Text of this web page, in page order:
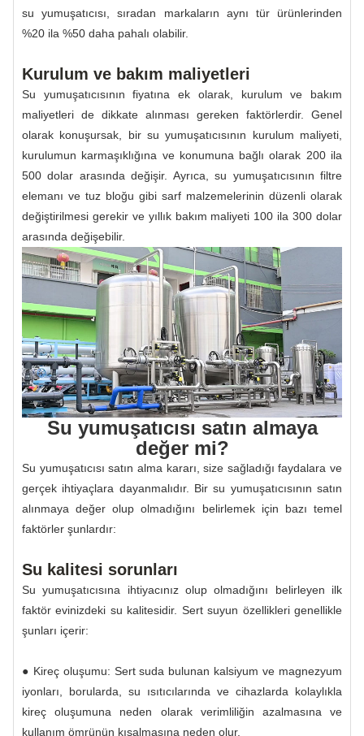
su yumuşatıcısı, sıradan markaların aynı tür ürünlerinden
%20 ila %50 daha pahalı olabilir.
Kurulum ve bakım maliyetleri
Su yumuşatıcısının fiyatına ek olarak, kurulum ve bakım
maliyetleri de dikkate alınması gereken faktörlerdir. Genel
olarak konuşursak, bir su yumuşatıcısının kurulum maliyeti,
kurulumun karmaşıklığına ve konumuna bağlı olarak 200 ila
500 dolar arasında değişir. Ayrıca, su yumuşatıcısının filtre
elemanı ve tuz bloğu gibi sarf malzemelerinin düzenli olarak
değiştirilmesi gerekir ve yıllık bakım maliyeti 100 ila 300 dolar
arasında değişebilir.
Su yumuşatıcısı satın almaya
değer mi?
Su yumuşatıcısı satın alma kararı, size sağladığı faydalara ve
gerçek ihtiyaçlara dayanmalıdır. Bir su yumuşatıcısının satın
alınmaya değer olup olmadığını belirlemek için bazı temel
faktörler şunlardır:
Su kalitesi sorunları
Su yumuşatıcısına ihtiyacınız olup olmadığını belirleyen ilk
faktör evinizdeki su kalitesidir. Sert suyun özellikleri genellikle
şunları içerir:
● Kireç oluşumu: Sert suda bulunan kalsiyum ve magnezyum
iyonları, borularda, su ısıtıcılarında ve cihazlarda kolaylıkla
kireç oluşumuna neden olarak verimliliğin azalmasına ve
kullanım ömrünün kısalmasına neden olur.